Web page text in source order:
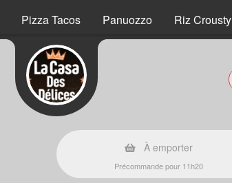
Pizza Tacos Panuozzo Riz Crousty
À emporter
Précommande pour 11h20